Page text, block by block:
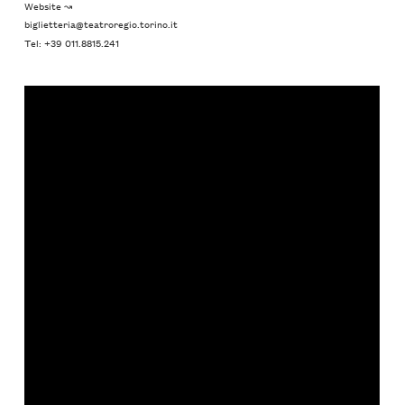
Website ↝
biglietteria@teatroregio.torino.it
Tel: +39 011.8815.241